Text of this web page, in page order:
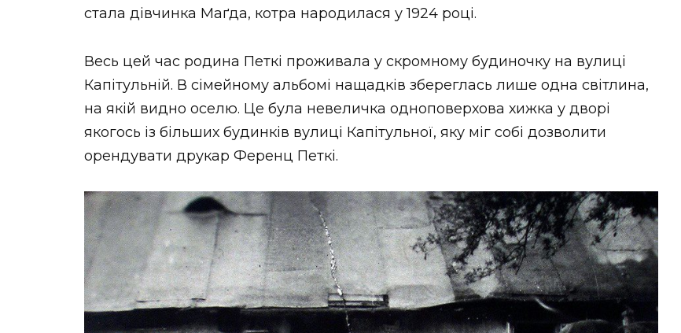
стала дівчинка Маґда, котра народилася у 1924 році.
Весь цей час родина Петкі проживала у скромному будиночку на вулиці
Капітульній. В сімейному альбомі нащадків збереглась лише одна світлина,
на якій видно оселю. Це була невеличка одноповерхова хижка у дворі
якогось із більших будинків вулиці Капітульної, яку міг собі дозволити
орендувати друкар Ференц Петкі.